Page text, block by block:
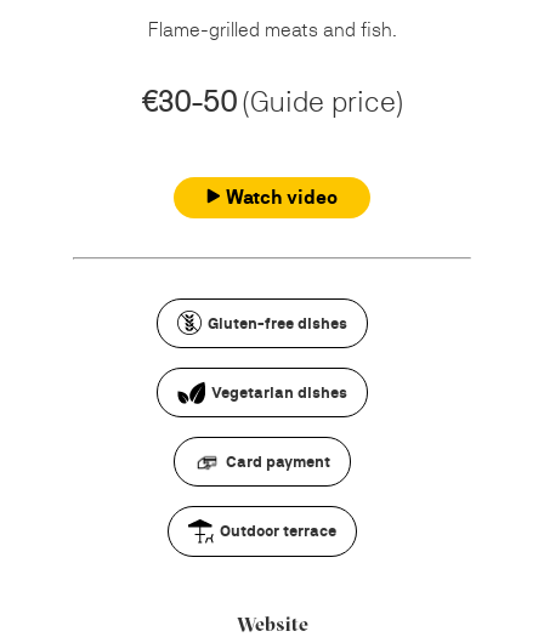
Flame-grilled meats and fish.
€30-50(Guide price)
Watch video
Gluten-free dishes
Vegetarian dishes
Card payment
Outdoor terrace
Website